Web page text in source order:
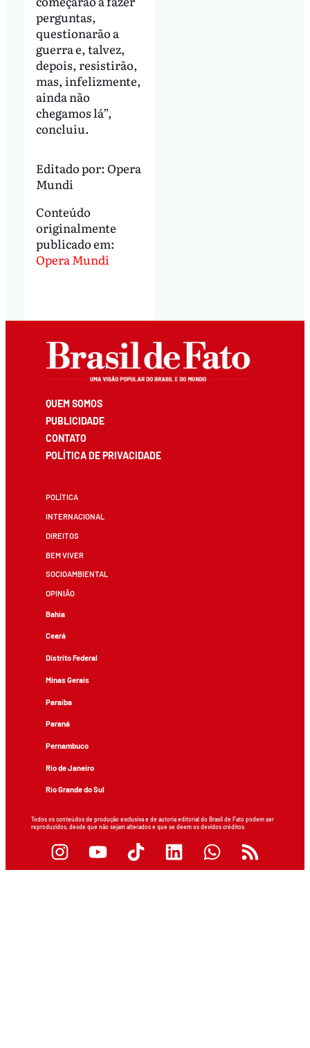
perguntas,
questionarão a
guerra e, talvez,
depois, resistirão,
mas, infelizmente,
ainda não
chegamos lá”,
concluiu.
Editado por: Opera
Mundi
Conteúdo
originalmente
publicado em:
Opera Mundi
QUEM SOMOS
PUBLICIDADE
CONTATO
POLÍTICA DE PRIVACIDADE
POLÍTICA
INTERNACIONAL
DIREITOS
BEM VIVER
SOCIOAMBIENTAL
OPINIÃO
Bahia
Ceará
Distrito Federal
Minas Gerais
Paraíba
Paraná
Pernambuco
Rio de Janeiro
Rio Grande do Sul
Todos os conteúdos de produção exclusiva e de autoria editorial do Brasil de Fato podem ser
reproduzidos, desde que não sejam alterados e que se deem os devidos créditos.